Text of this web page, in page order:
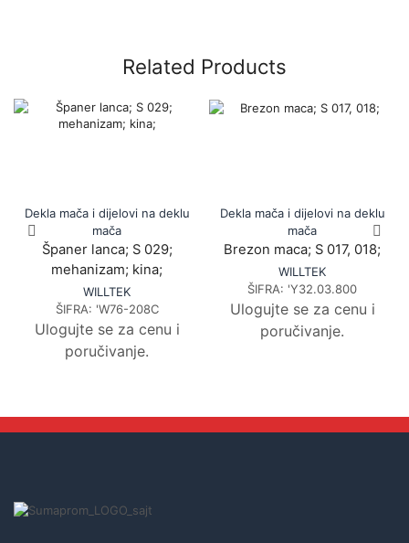
Related Products
Dekla mača i dijelovi na deklu
mača
Španer lanca; S 029;
mehanizam; kina;
WILLTEK
ŠIFRA: 'W76-208C
Ulogujte se za cenu i
poručivanje.
Dekla mača i dijelovi na deklu
mača
Brezon maca; S 017, 018;
WILLTEK
ŠIFRA: 'Y32.03.800
Ulogujte se za cenu i
poručivanje.